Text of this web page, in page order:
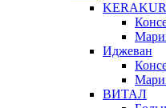
KERAKUR
Иджеван
ВИТАЛ